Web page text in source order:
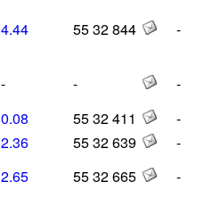
4.44 55 32 844 -
- -
-
0.08 55 32 411
-
2.36 55 32 639
-
2.65 55 32 665
-